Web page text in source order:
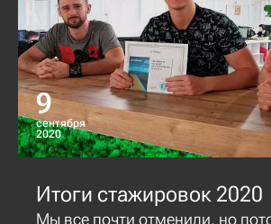
9
сентября
2020
Итоги стажировок 2020
Мы все почти отменили, но